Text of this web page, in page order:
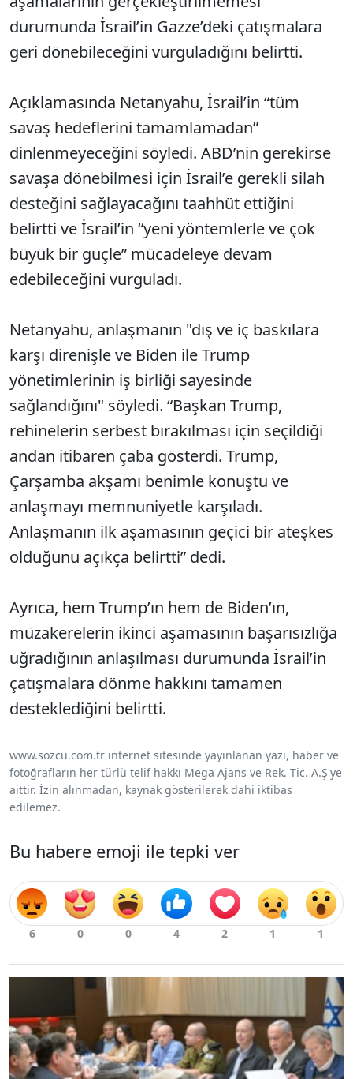
durumunda İsrail’in Gazze’deki çatışmalara
geri dönebileceğini vurguladığını belirtti.
Açıklamasında Netanyahu, İsrail’in “tüm
savaş hedeflerini tamamlamadan”
dinlenmeyeceğini söyledi. ABD’nin gerekirse
savaşa dönebilmesi için İsrail’e gerekli silah
desteğini sağlayacağını taahhüt ettiğini
belirtti ve İsrail’in “yeni yöntemlerle ve çok
büyük bir güçle” mücadeleye devam
edebileceğini vurguladı.
Netanyahu, anlaşmanın "dış ve iç baskılara
karşı direnişle ve Biden ile Trump
yönetimlerinin iş birliği sayesinde
sağlandığını" söyledi. “Başkan Trump,
rehinelerin serbest bırakılması için seçildiği
andan itibaren çaba gösterdi. Trump,
Çarşamba akşamı benimle konuştu ve
anlaşmayı memnuniyetle karşıladı.
Anlaşmanın ilk aşamasının geçici bir ateşkes
olduğunu açıkça belirtti” dedi.
Ayrıca, hem Trump’ın hem de Biden’ın,
müzakerelerin ikinci aşamasının başarısızlığa
uğradığının anlaşılması durumunda İsrail’in
çatışmalara dönme hakkını tamamen
desteklediğini belirtti.
www.sozcu.com.tr internet sitesinde yayınlanan yazı, haber ve
fotoğrafların her türlü telif hakkı Mega Ajans ve Rek. Tic. A.Ş'ye
aittir. İzin alınmadan, kaynak gösterilerek dahi iktibas
edilemez.
Bu habere emoji ile tepki ver